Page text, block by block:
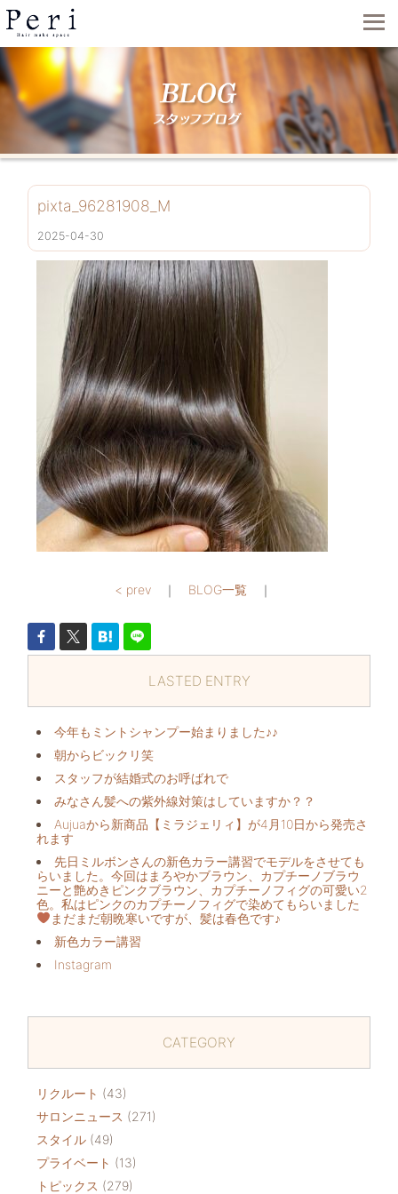
pixta_96281908_M
2025-04-30
< prev｜ BLOG一覧｜
LASTED ENTRY
今年もミントシャンプー始まりました♪♪
朝からビックリ️笑
スタッフが結婚式のお呼ばれで
みなさん髪への紫外線対策はしていますか？？
Aujuaから新商品【ミラジェリィ】が4月10日から発売さ
れます
先日ミルボンさんの新色カラー講習でモデルをさせても
らいました。今回はまろやかブラウン、カプチーノブラウ
ニーと艶めきピンクブラウン、カプチーノフィグの可愛い2
色。私はピンクのカプチーノフィグで染めてもらいました
まだまだ朝晩寒いですが、髪は春色です♪
新色カラー講習
Instagram
CATEGORY
リクルート (43)
サロンニュース (271)
スタイル (49)
プライベート (13)
トピックス (279)